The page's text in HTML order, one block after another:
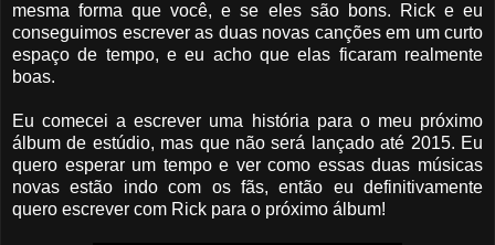
mesma forma que você, e se eles são bons. Rick e eu
conseguimos escrever as duas novas canções em um curto
espaço de tempo, e eu acho que elas ficaram realmente
boas.
Eu comecei a escrever uma história para o meu próximo
álbum de estúdio, mas que não será lançado até 2015. Eu
quero esperar um tempo e ver como essas duas músicas
novas estão indo com os fãs, então eu definitivamente
quero escrever com Rick para o próximo álbum!